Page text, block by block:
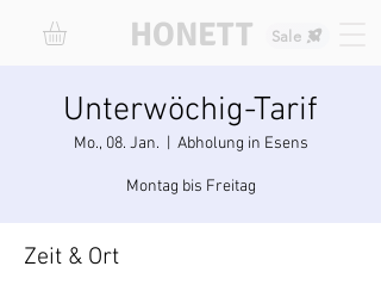
Sale
HONETT
Unterwöchig-Tarif
Mo., 08. Jan. Abholung in Esens
Montag bis Freitag
Zeit & Ort